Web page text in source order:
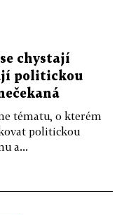
chystají
politickou
tématu, o kterém
politickou
a...